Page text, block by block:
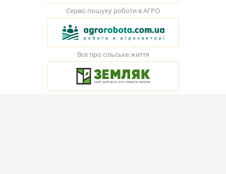
Сервіс пошуку роботи в АГРО
Все про сільське життя